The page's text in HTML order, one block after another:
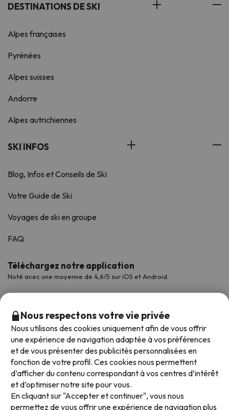
DESTINATIONS DE SKI
Alpes françaises
Pyrénées
Alpes suisses
Andorre
Alpes autrichiennes
SKI INFOS
Blog, Infos et Conseils de Ski
Votre Guide de Ski
Voyages de ski en groupe
FAQ
Téléchargez notre application
Noté avec une moyenne de 4,6/5 sur iOS et Android.
Modes de paiement disponibles
Nous respectons votre vie privée
Nous utilisons des cookies uniquement afin de vous offrir
une expérience de navigation adaptée à vos préférences
et de vous présenter des publicités personnalisées en
fonction de votre profil. Ces cookies nous permettent
d’afficher du contenu correspondant à vos centres d’intérêt
et d’optimiser notre site pour vous.
En cliquant sur "Accepter et continuer", vous nous
permettez de vous offrir une expérience de navigation plus